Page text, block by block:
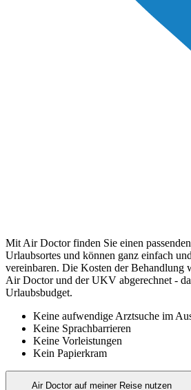
Mit Air Doctor finden Sie einen
Urlaubsortes und können ganz einfach
vereinbaren. Die Kosten der Behandlung
Air Doctor und der UKV abgerechnet -
Urlaubsbudget.
Keine aufwendige Arztsuche im
Keine Sprachbarrieren
Keine Vorleistungen
Kein Papierkram
Air Doctor auf meiner Reise nutzen